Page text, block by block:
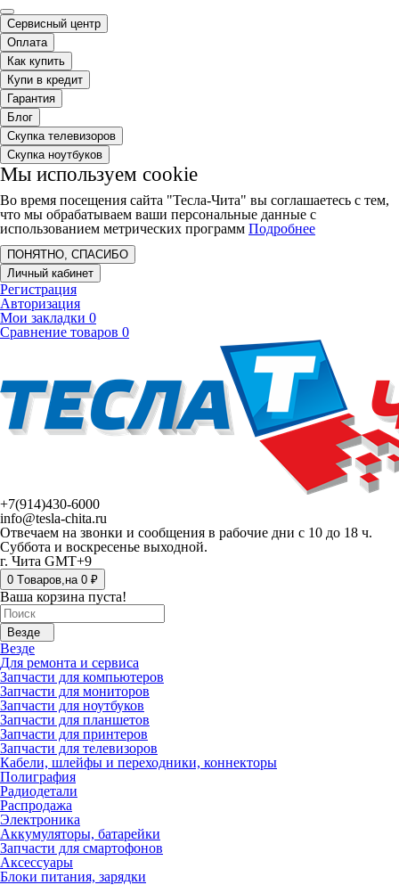
Сервисный центр
Оплата
Как купить
Купи в кредит
Гарантия
Блог
Скупка телевизоров
Скупка ноутбуков
Мы используем cookie
Во время посещения сайта "Тесла-Чита" вы соглашаетесь с тем,
что мы обрабатываем ваши персональные данные с
использованием метрических программ Подробнее
ПОНЯТНО, СПАСИБО
Личный кабинет
Регистрация
Авторизация
Мои закладки 0
Сравнение товаров 0
+7(914)430-6000
info@tesla-chita.ru
Отвечаем на звонки и сообщения в рабочие дни с 10 до 18 ч.
Суббота и воскресенье выходной.
г. Чита GMT+9
0 Tоваров,на 0 ₽
Ваша корзина пуста!
Везде
Везде
Для ремонта и сервиса
Запчасти для компьютеров
Запчасти для мониторов
Запчасти для ноутбуков
Запчасти для планшетов
Запчасти для принтеров
Запчасти для телевизоров
Кабели, шлейфы и переходники, коннекторы
Полиграфия
Радиодетали
Распродажа
Электроника
Аккумуляторы, батарейки
Запчасти для смартофонов
Аксессуары
Блоки питания, зарядки